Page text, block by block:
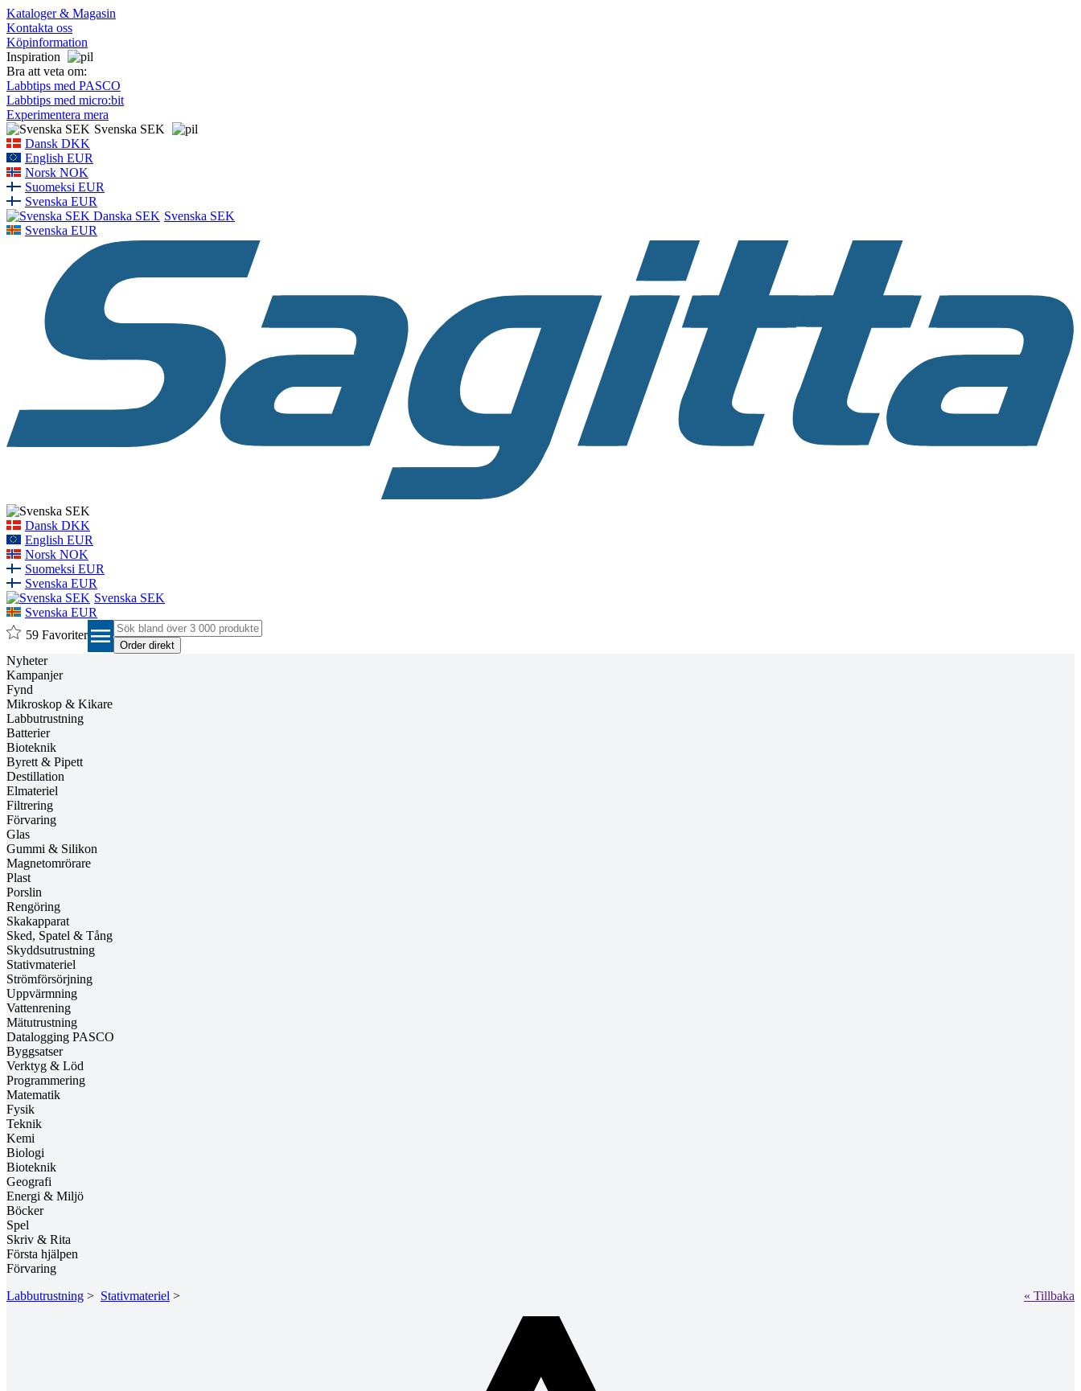
Kataloger & Magasin
Kontakta oss
Köpinformation
Inspiration
Bra att veta om:
Labbtips med PASCO
Labbtips med micro:bit
Experimentera mera
Svenska SEK
Dansk DKK
English EUR
Norsk NOK
Suomeksi EUR
Svenska EUR
Svenska SEK
Svenska EUR
Dansk DKK
English EUR
Norsk NOK
Suomeksi EUR
Svenska EUR
Svenska SEK
Svenska EUR
59 Favoriter menu
Nyheter
Kampanjer
Fynd
Mikroskop & Kikare
Labbutrustning
Batterier
Bioteknik
Byrett & Pipett
Destillation
Elmateriel
Filtrering
Förvaring
Glas
Gummi & Silikon
Magnetomrörare
Plast
Porslin
Rengöring
Skakapparat
Sked, Spatel & Tång
Skyddsutrustning
Stativmateriel
Strömförsörjning
Uppvärmning
Vattenrening
Mätutrustning
Datalogging PASCO
Byggsatser
Verktyg & Löd
Programmering
Matematik
Fysik
Teknik
Kemi
Biologi
Bioteknik
Geografi
Energi & Miljö
Böcker
Spel
Skriv & Rita
Första hjälpen
Förvaring
Labbutrustning > Stativmateriel > « Tillbaka